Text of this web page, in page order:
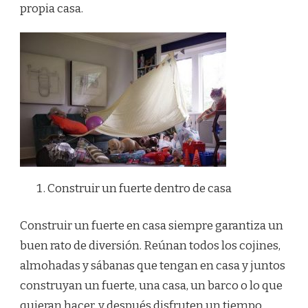
propia casa.
Construir un fuerte dentro de casa
Construir un fuerte en casa siempre garantiza un
buen rato de diversión. Reúnan todos los cojines,
almohadas y sábanas que tengan en casa y juntos
construyan un fuerte, una casa, un barco o lo que